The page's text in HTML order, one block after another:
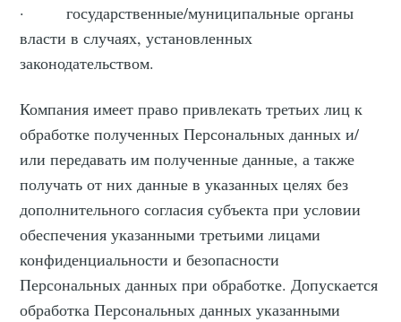
· государственные/муниципальные органы
власти в случаях, установленных
законодательством.
Компания имеет право привлекать третьих лиц к
обработке полученных Персональных данных и/
или передавать им полученные данные, а также
получать от них данные в указанных целях без
дополнительного согласия субъекта при условии
обеспечения указанными третьими лицами
конфиденциальности и безопасности
Персональных данных при обработке. Допускается
обработка Персональных данных указанными